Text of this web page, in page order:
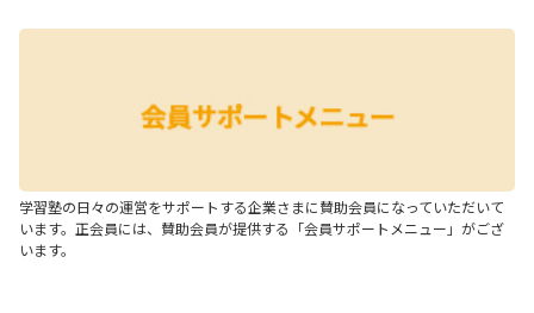
学習塾の日々の運営をサポートする企業さまに賛助会員になっていただいて
います。正会員には、賛助会員が提供する「会員サポートメニュー」がござ
います。